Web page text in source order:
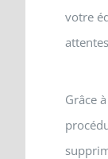
votre
Grâce